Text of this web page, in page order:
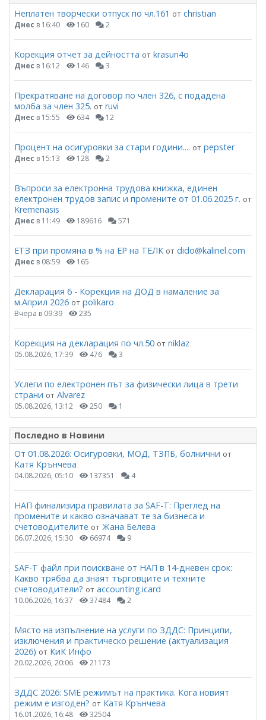
Неплатен творчески отпуск по чл.161 от christian
Днес в 16:40 160 2
Корекция отчет за дейността от krasun4o
Днес в 16:12 146 3
Прекратяване на договор по член 326, с подадена
молба за член 325. от ruvi
Днес в 15:55 634 12
Процент на осигуровки за стари години.... от pepster
Днес в 15:13 128 2
Въпроси за електронна трудова книжка, единен
електронен трудов запис и промените от 01.06.2025 г. от
Kremenasis
Днес в 11:49 189616 571
ЕТЗ при промяна в % на ЕР на ТЕЛК от dido@kalinel.com
Днес в 08:59 165
Декларация 6 - Корекция на ДОД в намаление за
м.Април 2026 от polikaro
Вчера в 09:39 235
Корекция на декларация по чл.50 от niklaz
05.08.2026, 17:39 476 3
Услеги по електронен път за физически лица в трети
страни от Alvarez
05.08.2026, 13:12 250 1
Последно в Новини
От 01.08.2026: Осигуровки, МОД, ТЗПБ, болнични от
Катя Крънчева
04.08.2026, 05:10 137351 4
НАП финализира правилата за SAF-T: Преглед на
промените и какво означават те за бизнеса и
счетоводителите от Жана Белева
06.07.2026, 15:30 66974 9
SAF-T файл при поискване от НАП в 14-дневен срок:
Какво трябва да знаят търговците и техните
счетоводители? от accounting.icard
10.06.2026, 16:37 37484 2
Място на изпълнение на услуги по ЗДДС: Принципи,
изключения и практическо решение (актуализация
2026) от КиК Инфо
20.02.2026, 20:06 21173
ЗДДС 2026: SME режимът на практика. Кога новият
режим е изгоден? от Катя Крънчева
16.01.2026, 16:48 32504